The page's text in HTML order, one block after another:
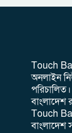
‎Touch
অনলাইন
বাংলাদেশ
Touch
বাংলাদেশ